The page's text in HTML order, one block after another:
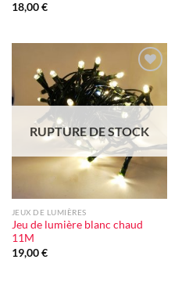
18,00€
Ajouter
à la liste
d'envie
RUPTURE DE STOCK
JEUX DE LUMIÈRES
Jeu de lumière blanc chaud
11M
19,00€